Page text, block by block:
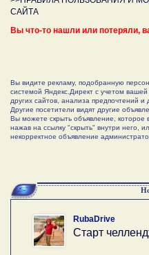
САЙТА
Вы что-то нашли или потеряли,
Вы видите рекламу, подобранную
системой Яндекс.Директ с учетом
других сайтов, анализа предпочтений и
Другие посетители видят другие
Вы можете скрыть объявление, которое
нажав на ссылку "скрыть" внутри него,
некорректное объявление
RubaDrive
Старт